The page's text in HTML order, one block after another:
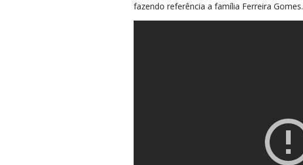
fazendo referência a família Ferreira Gomes.